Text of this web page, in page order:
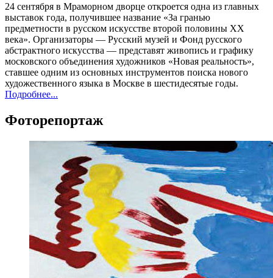
24 сентября в Мраморном дворце откроется одна из главных
выставок года, получившее название «За гранью
предметности в русском искусстве второй половины XX
века». Организаторы — Русский музей и Фонд русского
абстрактного искусства — представят живопись и графику
московского объединения художников «Новая реальность»,
ставшее одним из основных инструментов поиска нового
художественного языка в Москве в шестидесятые годы.
Подробнее...
Фоторепортаж